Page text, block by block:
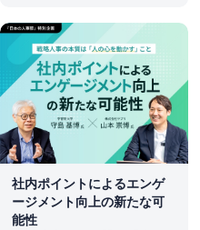
社内ポイントによるエンゲ
ージメント向上の新たな可
能性